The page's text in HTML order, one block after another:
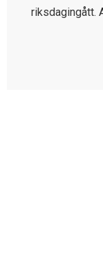
riksdagingått.